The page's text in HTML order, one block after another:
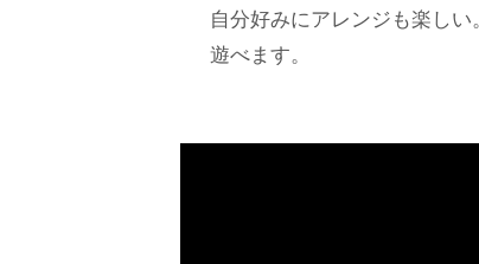
自分好みにアレンジも楽し
遊べます。